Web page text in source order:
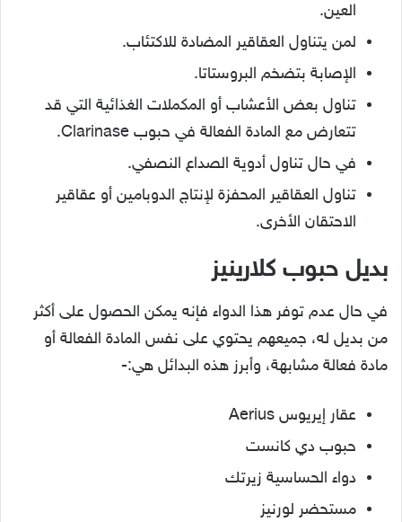
العين.
لمن يتناول العقاقير المضادة للاكتئاب.
الإصابة بتضخم البروستاتا.
تناول بعض الأعشاب أو المكملات الغذائية التي قد
تتعارض مع المادة الفعالة في حبوب Clarinase.
في حال تناول أدوية الصداع النصفي.
تناول العقاقير المحفزة لإنتاج الدوبامين أو عقاقير
الاحتقان الأخرى.
بديل حبوب كلارينيز
في حال عدم توفر هذا الدواء فإنه يمكن الحصول على أكثر
من بديل له، جميعهم يحتوي على نفس المادة الفعالة أو
مادة فعالة مشابهة، وأبرز هذه البدائل هي:-
عقار إيريوس Aerius
حبوب دي كانست
دواء الحساسية زيرتك
مستحضر لورنيز